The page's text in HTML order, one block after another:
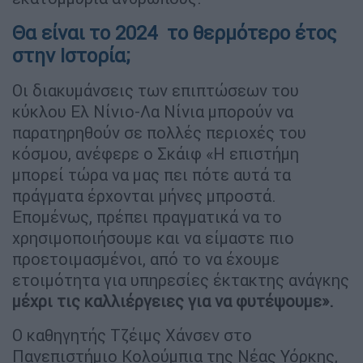
Θα είναι το 2024 το θερμότερο έτος
στην Ιστορία;
Οι διακυμάνσεις των επιπτώσεων του
κύκλου Ελ Νίνιο-Λα Νίνια μπορούν να
παρατηρηθούν σε πολλές περιοχές του
κόσμου, ανέφερε ο Σκάιφ «Η επιστήμη
μπορεί τώρα να μας πει πότε αυτά τα
πράγματα έρχονται μήνες μπροστά.
Επομένως, πρέπει πραγματικά να το
χρησιμοποιήσουμε και να είμαστε πιο
προετοιμασμένοι, από το να έχουμε
ετοιμότητα για υπηρεσίες έκτακτης ανάγκης
μέχρι τις καλλιέργειες για να φυτέψουμε».
Ο καθηγητής Τζέιμς Χάνσεν στο
Πανεπιστήμιο Κολούμπια της Νέας Υόρκης,